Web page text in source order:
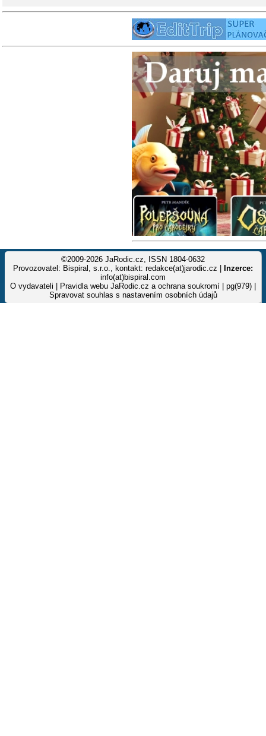
©2009-2026 JaRodic.cz, ISSN 1804-0632
Provozovatel: Bispiral, s.r.o., kontakt: redakce(at)jarodic.cz |
Inzerce:
info(at)bispiral.com
O vydavateli
Pravidla webu JaRodic.cz a ochrana soukromí | pg(979) |
Spravovat souhlas s nastavením osobních údajů